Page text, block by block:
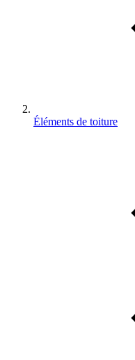
Éléments de toiture